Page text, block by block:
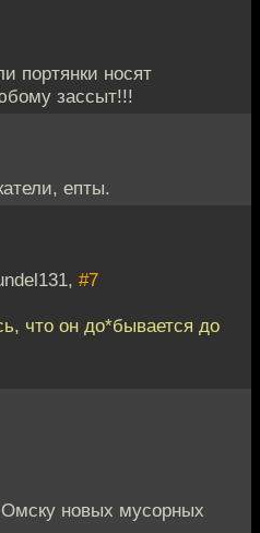
портянки носят
зассыт!!!
епты.
#7
что он до*бывается до
Омску новых мусорных